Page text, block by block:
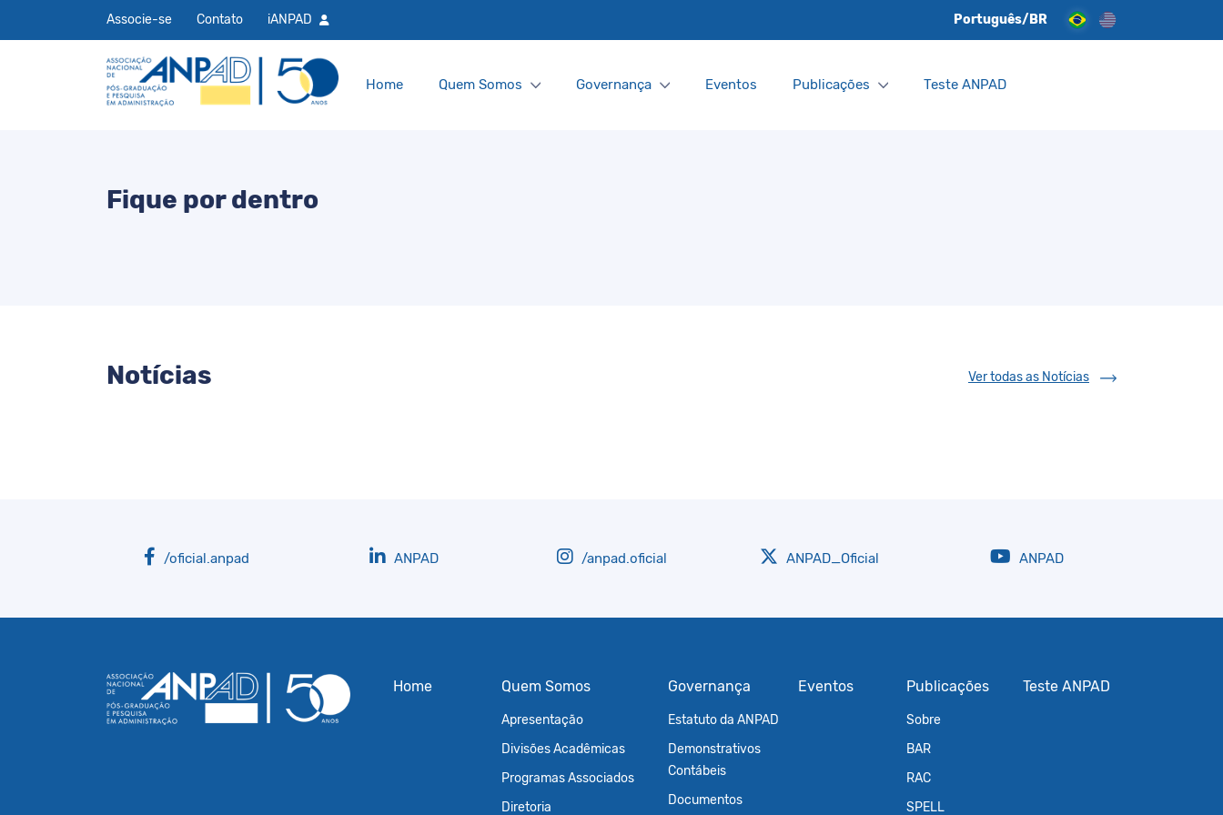
Associe-se Contato iANPAD Português/BR
Home Quem Somos Governança Eventos Publicações Teste ANPAD
Fique por dentro
Notícias Ver todas as Notícias
/oficial.anpad ANPAD /anpad.oficial ANPAD_Oficial ANPAD
Home Quem Somos
Apresentação
Divisões Acadêmicas
Programas Associados
Diretoria
Governança
Estatuto da ANPAD
Demonstrativos
Contábeis
Documentos
Eventos Publicações
Sobre
BAR
RAC
SPELL
Teste ANPAD